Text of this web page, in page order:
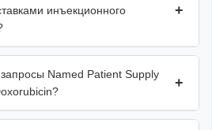
инъекционного
+
Named Patient Supply
+